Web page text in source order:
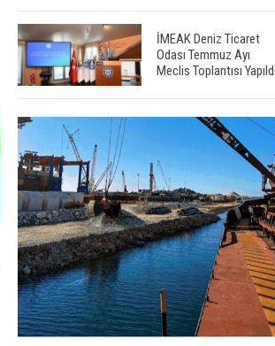
İMEAK Deniz Ticaret
Odası Temmuz Ayı
Meclis Toplantısı Yapıldı